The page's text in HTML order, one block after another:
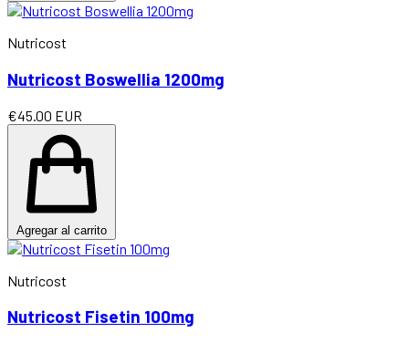
Nutricost
Nutricost Boswellia 1200mg
€45.00 EUR
Agregar al carrito
Nutricost
Nutricost Fisetin 100mg